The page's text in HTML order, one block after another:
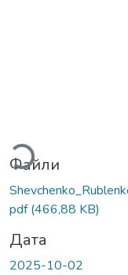
Файли
pdf(466,88 KB)
Дата
2025-10-02